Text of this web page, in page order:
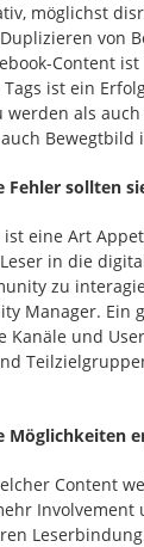
möglichst
von
Content
ist ein
werden als
Fehler sollten
ist eine Art
in die
zu
Manager. Ein
Kanäle und
Möglichkeiten
Content